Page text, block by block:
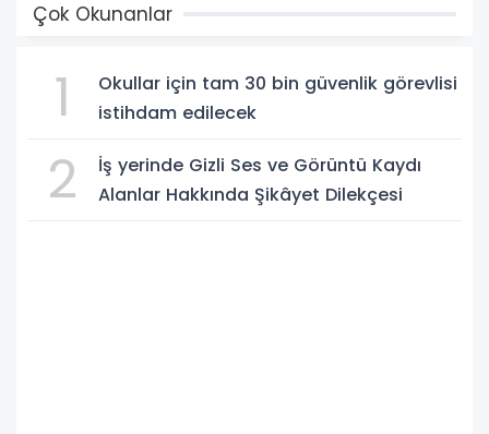
Çok Okunanlar
1
Okullar için tam 30 bin güvenlik görevlisi
istihdam edilecek
2
İş yerinde Gizli Ses ve Görüntü Kaydı
Alanlar Hakkında Şikâyet Dilekçesi